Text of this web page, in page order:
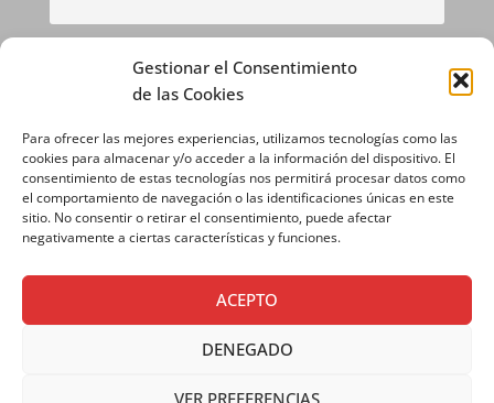
Gestionar el Consentimiento
de las Cookies
Para ofrecer las mejores experiencias, utilizamos tecnologías como las
cookies para almacenar y/o acceder a la información del dispositivo. El
consentimiento de estas tecnologías nos permitirá procesar datos como
el comportamiento de navegación o las identificaciones únicas en este
sitio. No consentir o retirar el consentimiento, puede afectar
negativamente a ciertas características y funciones.
ACEPTO
DENEGADO
Si continúas, aceptas la política de privacidad